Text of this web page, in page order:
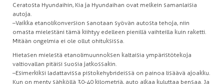
Ceratosta Hyundaihin, Kia ja Hyundaihan ovat melkein samanlaisia
autoja.
–Vaikka etanolikonversion sanotaan syövän autosta tehoja, niin
omasta mielestäni tämä kiihtyy edelleen pienillä vaihteilla kuin raketti.
Mitään ongelmia ei ole ollut ohituksissa.
Hietasen mielestä etanolimuunnoksen kaltaisia ympäristötekoja
valtiovallan pitäisi suosia jatkossakin.
–Esimerkiksi ladattavissa pistokehybrideissä on painoa lisäävä ajoakku.
Kun on menty sähköllä 30-40 kilometriä, auto alkaa kuluttaa bensaa. Ja